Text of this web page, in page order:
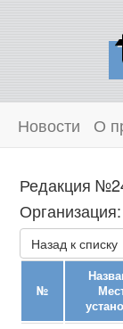
Новости О
Редакция
Назад к списку
№